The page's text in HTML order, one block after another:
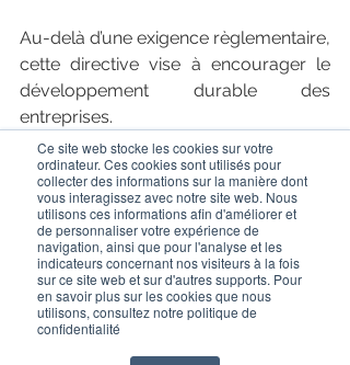
Ce site web stocke les cookies sur votre
ordinateur. Ces cookies sont utilisés pour
collecter des informations sur la manière dont
vous interagissez avec notre site web. Nous
utilisons ces informations afin d'améliorer et
de personnaliser votre expérience de
navigation, ainsi que pour l'analyse et les
indicateurs concernant nos visiteurs à la fois
sur ce site web et sur d'autres supports. Pour
en savoir plus sur les cookies que nous
utilisons, consultez notre politique de
confidentialité
Au-delà d’une exigence règlementaire,
cette directive vise à encourager le
développement durable des
entreprises.
Le cabinet Actuelia accompagne les
organismes d’assurance dans la mise
en œuvre de cette directive. Nous
proposons des ateliers pratiques
pour :
Sensibiliser les différentes parties
prenantes aux exigences de la